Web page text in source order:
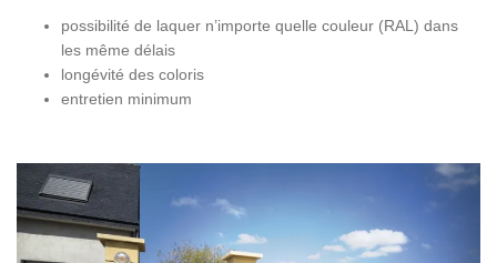
possibilité de laquer n’importe quelle couleur (RAL) dans
les même délais
longévité des coloris
entretien minimum